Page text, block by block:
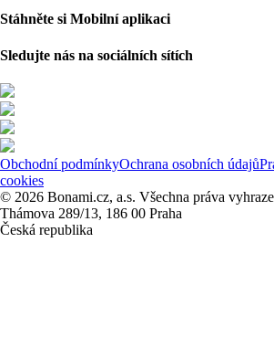
Stáhněte si Mobilní aplikaci
Sledujte nás na sociálních sítích
Obchodní podmínkyOchrana osobních údajů
cookies
© 2026 Bonami.cz, a.s. Všechna práva
Thámova 289/13, 186 00 Praha
Česká republika